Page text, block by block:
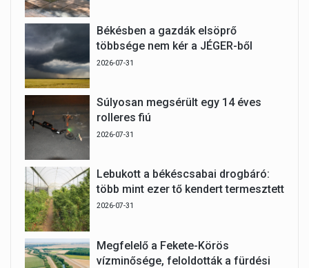
Békésben a gazdák elsöprő
többsége nem kér a JÉGER-ből
2026-07-31
Súlyosan megsérült egy 14 éves
rolleres fiú
2026-07-31
Lebukott a békéscsabai drogbáró:
több mint ezer tő kendert termesztett
2026-07-31
Megfelelő a Fekete-Körös
vízminősége, feloldották a fürdési